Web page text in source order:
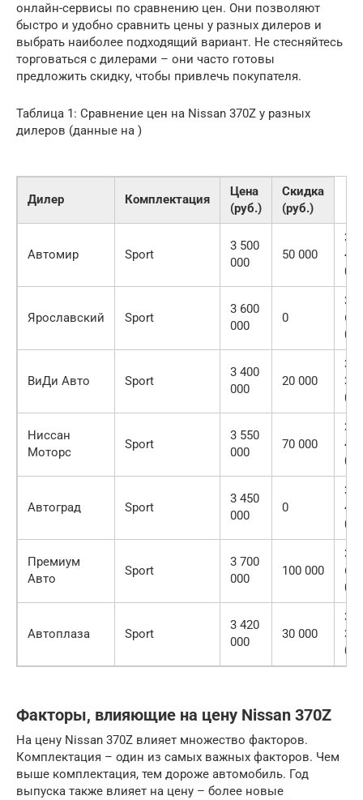
онлайн-сервисы по сравнению цен. Они позволяют
быстро и удобно сравнить цены у разных дилеров и
выбрать наиболее подходящий вариант. Не стесняйтесь
торговаться с дилерами – они часто готовы
предложить скидку, чтобы привлечь покупателя.
Таблица 1: Сравнение цен на Nissan 370Z у разных
дилеров (данные на )
Дилер Комплектация
Цена
(руб.)
Скидка
(руб.)
Автомир Sport
3 500
000
50 000
3
450
000
Ярославский Sport
3 600
000
0
3
600
000
ВиДи Авто Sport
3 400
000
20 000
3
380
000
Ниссан
Моторс
Sport
3 550
000
70 000
3
480
000
Автоград Sport
3 450
000
0
3
450
000
Премиум
Авто
Sport
3 700
000
100 000
3
600
000
Автоплаза Sport
3 420
000
30 000
3
390
000
Факторы, влияющие на цену Nissan 370Z
На цену Nissan 370Z влияет множество факторов.
Комплектация – один из самых важных факторов. Чем
выше комплектация, тем дороже автомобиль. Год
выпуска также влияет на цену – более новые